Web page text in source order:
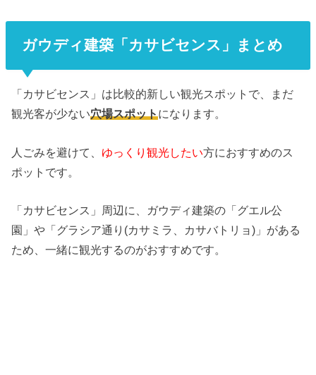
ガウディ建築「カサビセンス」まとめ
「カサビセンス」は比較的新しい観光スポットで、まだ
観光客が少ない穴場スポットになります。
人ごみを避けて、 ゆっくり観光したい方におすすめのス
ポットです。
「カサビセンス」周辺に、ガウディ建築の「グエル公
園」や「グラシア通り(カサミラ、カサバトリョ)」がある
ため、一緒に観光するのがおすすめです。